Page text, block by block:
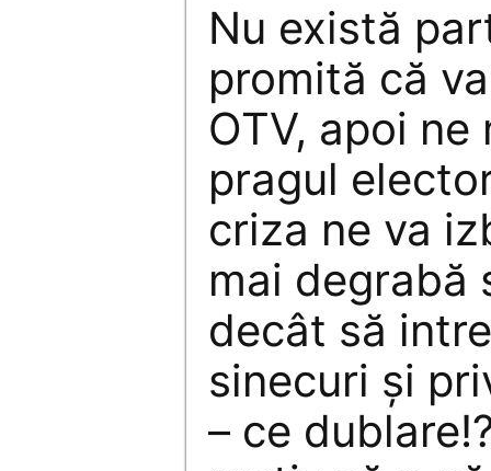
Nu există
promită că
OTV, apoi
pragul
criza ne va
mai degrabă
decât să
sinecuri şi
– ce